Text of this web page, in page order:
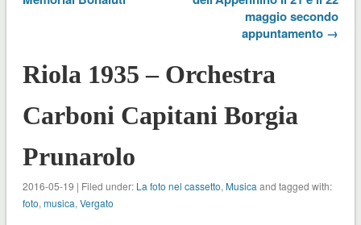
maggio secondo
appuntamento →
Riola 1935 – Orchestra
Carboni Capitani Borgia
Prunarolo
2016-05-19 | Filed under: La foto nel cassetto, Musica and tagged with:
foto, musica, Vergato